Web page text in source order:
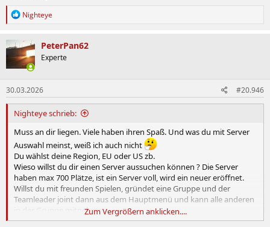
R
k
t
i
o
n
e
n
:
Nighteye
PeterPan62
Experte
30.03.2026 #20.946
Nighteye schrieb:
Muss an dir liegen. Viele haben ihren Spaß. Und was du mit Server
Auswahl meinst, weiß ich auch nicht
Du wählst deine Region, EU oder US zb.
Wieso willst du dir einen Server aussuchen können ? Die Server
haben max 700 Plätze, ist ein Server voll, wird ein neuer eröffnet.
Willst du mit freunden Spielen, gründet eine Gruppe und der
Teamleader joint dann aus dem Hauptmenü und kann alle anderen
in der Gruppe mitnehmen.
So wird garantiert das man auf einen Server mit genug plätzen
Zum Vergrößern anklicken....